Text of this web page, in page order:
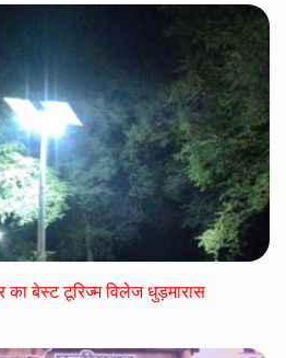
का बेस्ट टूरिज्म विलेज धुड़मारास